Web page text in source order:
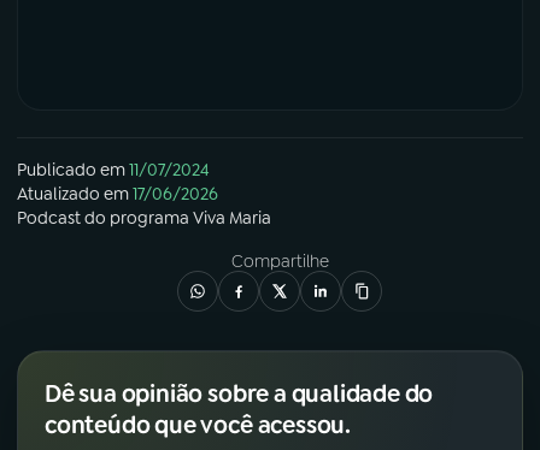
Publicado em11/07/2024
Atualizado em17/06/2026
Podcastdo programa Viva Maria
Compartilhe
Dê sua opinião sobre a qualidade do
conteúdo que você acessou.